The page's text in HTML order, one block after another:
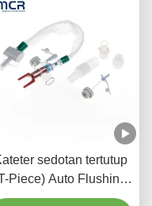
sedotan tertutup
Piece) Auto Flushing
72H Untuk Dewasa